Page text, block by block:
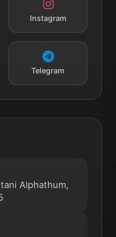
Instagram
Telegram
Alphathum,